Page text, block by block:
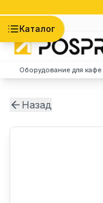
Каталог
Оборудование для кафе
Назад